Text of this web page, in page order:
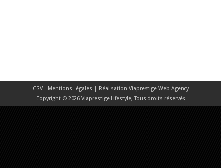
CGV - Mentions Légales | Réalisation Viaprestige Web Agency
Copyright © 2026 Viaprestige Lifestyle, Tous droits réservés